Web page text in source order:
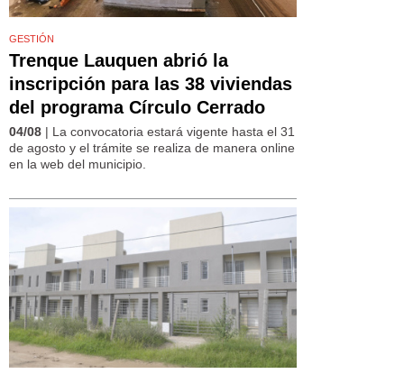
GESTIÓN
Trenque Lauquen abrió la
inscripción para las 38 viviendas
del programa Círculo Cerrado
04/08 | La convocatoria estará vigente hasta el 31
de agosto y el trámite se realiza de manera online
en la web del municipio.